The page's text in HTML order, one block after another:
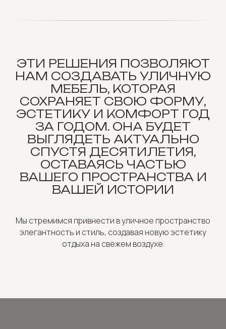
ЭТИ РЕШЕНИЯ ПОЗВОЛЯЮТ
НАМ СОЗДАВАТЬ УЛИЧНУЮ
МЕБЕЛЬ, КОТОРАЯ
СОХРАНЯЕТ СВОЮ ФОРМУ,
ЭСТЕТИКУ И КОМФОРТ ГОД
ЗА ГОДОМ. ОНА БУДЕТ
ВЫГЛЯДЕТЬ АКТУАЛЬНО
СПУСТЯ ДЕСЯТИЛЕТИЯ,
ОСТАВАЯСЬ ЧАСТЬЮ
ВАШЕГО ПРОСТРАНСТВА И
ВАШЕЙ ИСТОРИИ
Мы стремимся привнести в уличное пространство
элегантность и стиль, создавая новую эстетику
отдыха на свежем воздухе.